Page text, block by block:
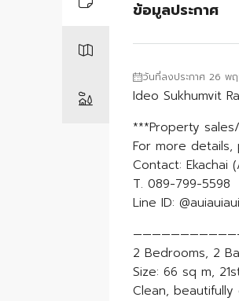
ข้อมูลประกาศ
วันที่ลงประกาศ 26 พ
Ideo Sukhumvit
***Property
For more
Contact: Ekachai
T. 089-799-5598
Line ID:
2 Bedrooms, 2
Size: 66 sq m,
Clean,